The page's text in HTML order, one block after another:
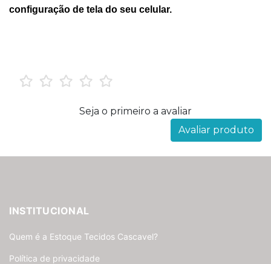
configuração de tela do seu celular.
Seja o primeiro a avaliar
Avaliar produto
INSTITUCIONAL
Quem é a Estoque Tecidos Cascavel?
Política de privacidade